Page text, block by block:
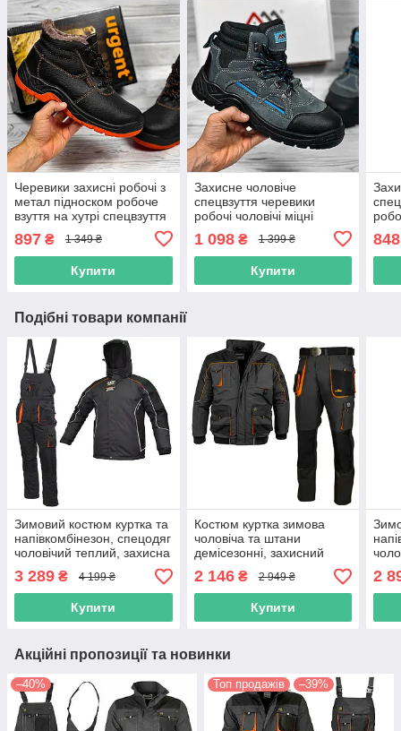
Черевики захисні робочі з
метал підноском робоче
взуття на хутрі спецвзуття
зимове чоловіче захисне
urgent польша
897 ₴ 1 349 ₴
Купити
Захисне чоловіче
спецвзуття черевики
робочі чоловічі міцні
ударостійкі робоче взуття
польша art master
1 098₴ 1 399 ₴
Купити
848
Подібні товари компанії
Зимовий костюм куртка та
напівкомбінезон, спецодяг
чоловічий теплий, захисна
утеплена роба на зиму,
польша
3 289 ₴ 4 199 ₴
Купити
Костюм куртка зимова
чоловіча та штани
демісезонні, захисний
комплект спецодягу
повсякденний, роба
польша
2 146₴ 2 949 ₴
Купити
2
Акційні пропозиції та новинки
–40% Топ продажів –39%